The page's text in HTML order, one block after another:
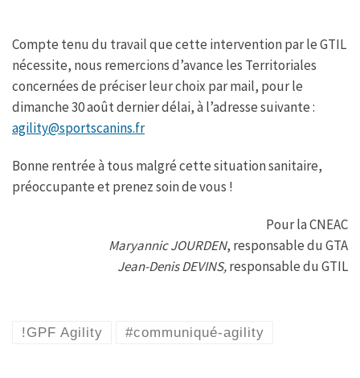
Compte tenu du travail que cette intervention par le GTIL
nécessite, nous remercions d’avance les Territoriales
concernées de préciser leur choix par mail, pour le
dimanche 30 août dernier délai, à l’adresse suivante :
agility@sportscanins.fr
Bonne rentrée à tous malgré cette situation sanitaire,
préoccupante et prenez soin de vous !
Pour la CNEAC
Maryannic JOURDEN, responsable du GTA
Jean-Denis DEVINS,responsable du GTIL
!GPF Agility #communiqué-agility